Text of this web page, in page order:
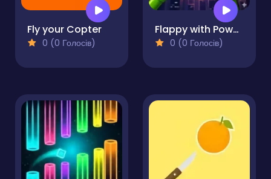
Fly your Copter
0 (0 Голосів)
Flappy with Powers
0 (0 Голосів)